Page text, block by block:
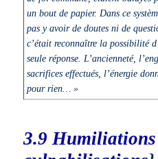
un bout de papier. Dans ce
pas y avoir de doutes ni de
c’était reconnaître la possibilité
seule réponse. L’ancienneté,
sacrifices effectués, l’énergie
pour rien… »
3.9